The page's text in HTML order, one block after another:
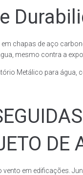
chapas de aço
mesmo contra a
Metálico para água,
DE
em edificações.